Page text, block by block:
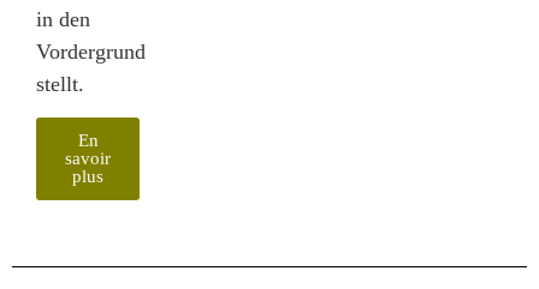
in den
Vordergrund
stellt.
En
savoir
plus